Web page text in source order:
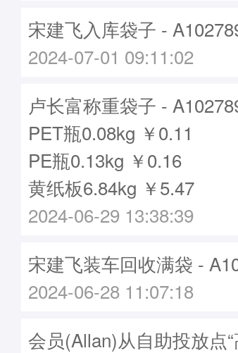
宋建飞入库袋子 -
2024-07-01 09:11:02
卢长富称重袋子 -
PET瓶0.08kg ￥0.11
PE瓶0.13kg ￥0.16
黄纸板6.84kg ￥5.47
2024-06-29 13:38:39
宋建飞装车回收满袋 -
2024-06-28 11:07:18
会员(Allan)从自助投放点